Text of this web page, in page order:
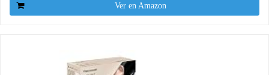
Ver en Amazon